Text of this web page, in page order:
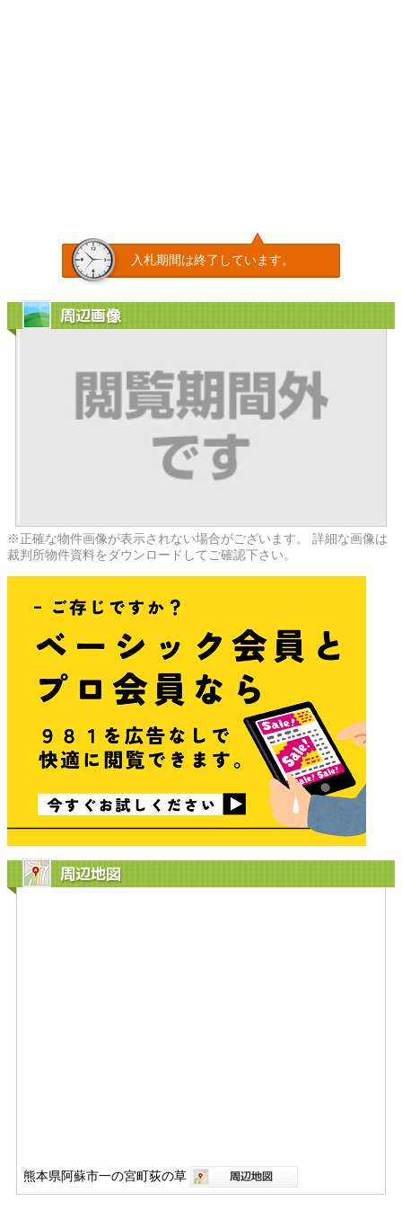
入札期間は終了しています。
周辺画像
※正確な物件画像が表示されない場合がございます。 詳細な画像は
裁判所物件資料をダウンロードしてご確認下さい。
周辺地図
熊本県阿蘇市一の宮町荻の草